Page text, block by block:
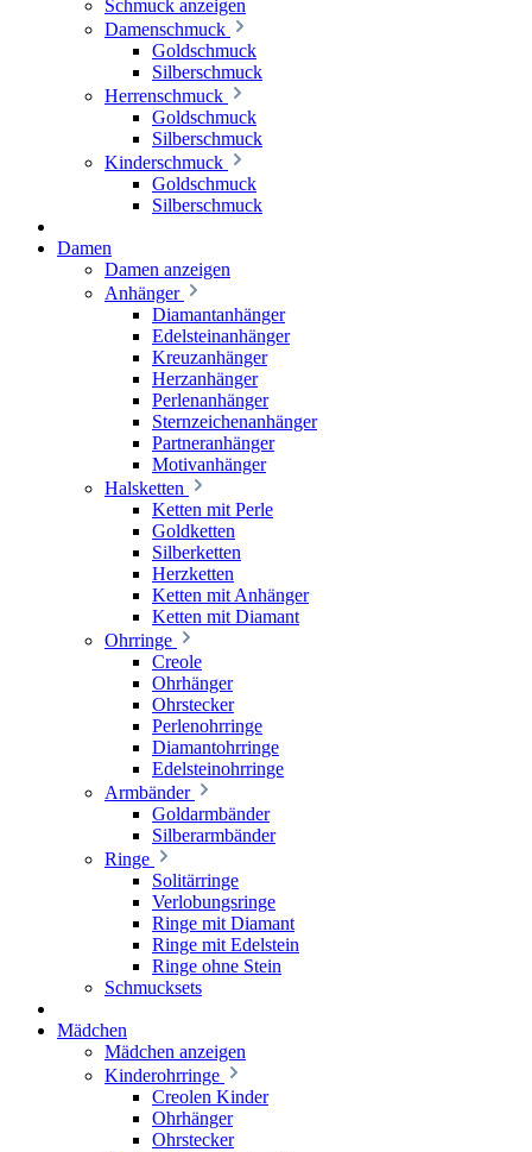
Schmuck anzeigen
Damenschmuck
Goldschmuck
Silberschmuck
Herrenschmuck
Goldschmuck
Silberschmuck
Kinderschmuck
Goldschmuck
Silberschmuck
Damen
Damen anzeigen
Anhänger
Diamantanhänger
Edelsteinanhänger
Kreuzanhänger
Herzanhänger
Perlenanhänger
Sternzeichenanhänger
Partneranhänger
Motivanhänger
Halsketten
Ketten mit Perle
Goldketten
Silberketten
Herzketten
Ketten mit Anhänger
Ketten mit Diamant
Ohrringe
Creole
Ohrhänger
Ohrstecker
Perlenohrringe
Diamantohrringe
Edelsteinohrringe
Armbänder
Goldarmbänder
Silberarmbänder
Ringe
Solitärringe
Verlobungsringe
Ringe mit Diamant
Ringe mit Edelstein
Ringe ohne Stein
Schmucksets
Mädchen
Mädchen anzeigen
Kinderohrringe
Creolen Kinder
Ohrhänger
Ohrstecker